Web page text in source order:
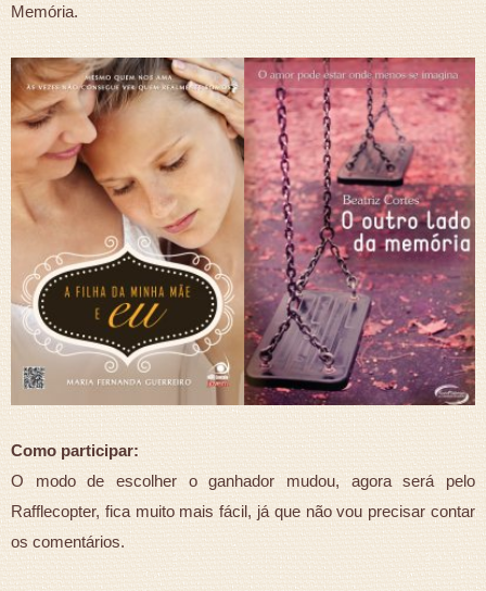
Memória.
Como participar:
O modo de escolher o ganhador mudou, agora será pelo
Rafflecopter, fica muito mais fácil, já que não vou precisar contar
os comentários.